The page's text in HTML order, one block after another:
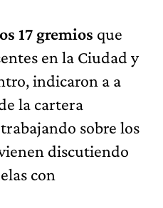
17 gremios que
en la Ciudad y
indicaron a a
la cartera
sobre los
discutiendo
con